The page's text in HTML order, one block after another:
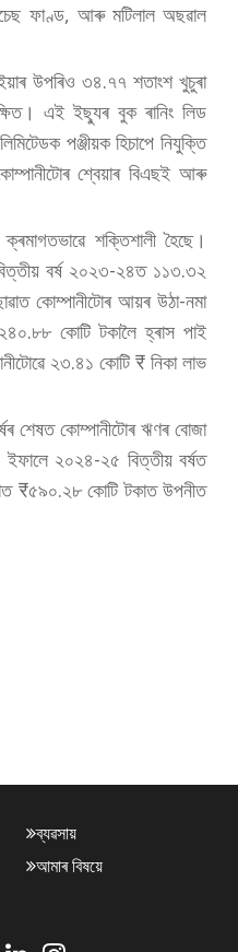
ফাণ্ড, আৰু মটিলাল অছৱাল
উপৰিও ৩৪.৭৭ শতাংশ খুচুৰা
এই ইছ্যুৰ বুক ৰানিং লিড
পঞ্জীয়ক হিচাপে নিযুক্তি
শ্বেয়াৰ বিএছই আৰু
শক্তিশালী হৈছে।
বৰ্ষ ২০২৩-২৪ত ১১৩.৩২
কোম্পানীটোৰ আয়ৰ উঠা-নমা
কোটি টকালৈ হ্ৰাস পাই
২৩.৪১ কোটি ₹ নিকা লাভ
শেষত কোম্পানীটোৰ ঋণৰ বোজা
২০২৪-২৫ বিত্তীয় বৰ্ষত
₹৫৯০.২৮ কোটি টকাত উপনীত
ব্যৱসায়
আমাৰ বিষয়ে